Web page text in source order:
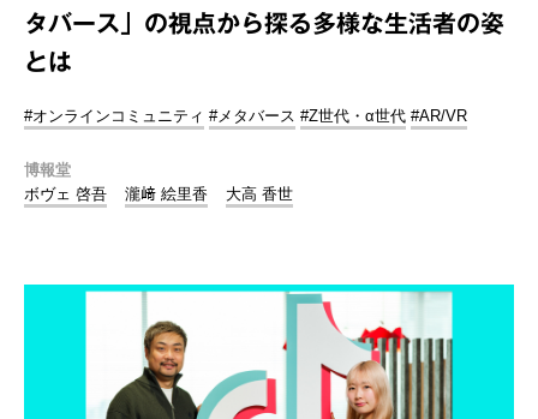
タバース」の視点から探る多様な生活者の姿
とは
#オンラインコミュニティ #メタバース #Z世代・α世代 #AR/VR
博報堂
ボヴェ 啓吾
瀧﨑 絵里香 大高 香世